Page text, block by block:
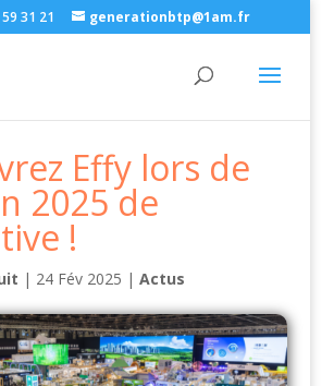
31 21 generationbtp@1am.fr
Effy lors de
2025 de
!
| 24 Fév 2025 | Actus